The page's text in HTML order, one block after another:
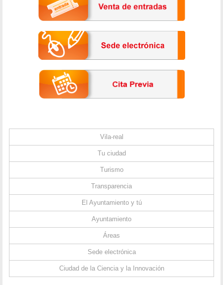
Vila-real
Tu ciudad
Turismo
Transparencia
El Ayuntamiento y tú
Ayuntamiento
Áreas
Sede electrónica
Ciudad de la Ciencia y la Innovación